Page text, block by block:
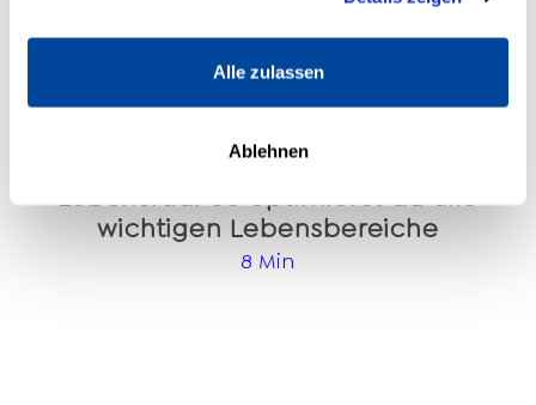
Alle zulassen
Ablehnen
Programme lohnen sich wirklich?
4 Min
Welche Coaching Ausbildung ist
die richtige?
10 Min
Lebensrad: So optimierst du alle
wichtigen Lebensbereiche
8 Min